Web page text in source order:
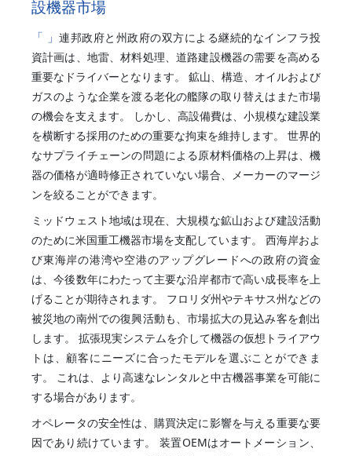
設機器市場
「 」連邦政府と州政府の双方による継続的なインフラ投
資計画は、地雷、材料処理、道路建設機器の需要を高める
重要なドライバーとなります。 鉱山、構造、オイルおよび
ガスのような企業を渡る老化の艦隊の取り替えはまた市場
の機会を支えます。 しかし、高設備費は、小規模な建設業
を横断する採用のための重要な拘束を維持します。 世界的
なサプライチェーンの問題による原材料価格の上昇は、機
器の価格が適時修正されていない場合、メーカーのマージ
ンを絞ることができます。
ミッドウェスト地域は現在、大規模な鉱山および建設活動
のために米国重工機器市場を支配しています。 西海岸およ
び東海岸の港湾や空港のアップグレードへの政府の資金
は、今後数年にわたって主要な沿岸都市で高い成長率を上
げることが期待されます。 フロリダ州やテキサス州などの
被災地の南州での復興活動も、市場拡大の見込み客を創出
します。 拡張現実システムを介して機器の仮想トライアウ
トは、顧客にニーズに合ったモデルを選ぶことができま
す。 これは、より高速なレンタルと中古機器事業を可能に
する場合があります。
オペレータの安全性は、購買決定に影響を与える重要な要
因であり続けています。 装置OEMはオートメーション、